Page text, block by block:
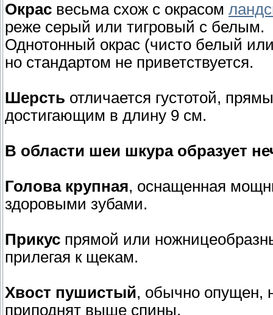
Окрас весьма схож с окрасом
реже серый или тигровый с белым.
Однотонный окрас (чисто белый
но стандартом не приветствуется.
Шерсть отличается густотой,
достигающим в длину 9 см.
В области шеи шкура образует
Голова крупная, оснащенная
здоровыми зубами.
Прикус прямой или
прилегая к щекам.
Хвост пушистый, обычно опущен,
приподнят выше спины.